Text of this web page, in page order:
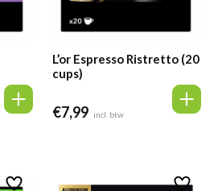
L’or Espresso Ristretto (20
cups)
€7,99 incl. btw